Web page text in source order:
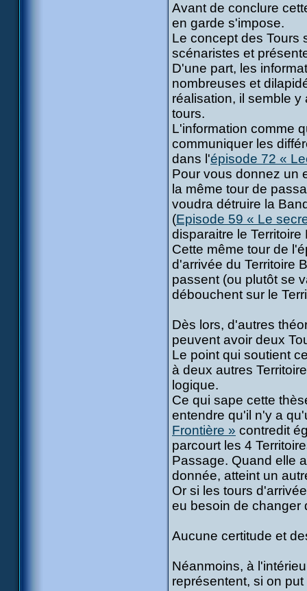
Avant de conclure
en garde s'impose.
Le concept des Tours
scénaristes et
D'une part, les
nombreuses et
réalisation, il semble
tours.
L'information comme
communiquer les
dans l'épisode 72 «
Pour vous donnez un
la même tour de
voudra détruire la
(Episode 59 « Le
disparaitre le
Cette même tour de
d'arrivée du Territoire
passent (ou plutôt se
débouchent sur le
Dès lors, d'autres
peuvent avoir deux
Le point qui soutient
à deux autres
logique.
Ce qui sape cette
entendre qu'il n'y a
Frontière » contredit
parcourt les 4
Passage. Quand elle
donnée, atteint un
Or si les tours
eu besoin de changer
Aucune certitude et
Néanmoins, à
représentent, si on